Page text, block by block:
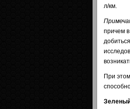
л/км.
причем
При